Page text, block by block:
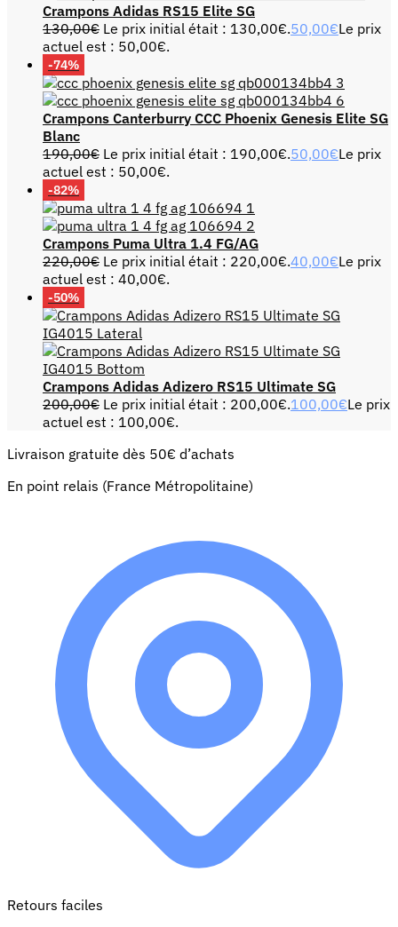
Crampons Adidas RS15 Elite SG
130,00€ Le prix initial était : 130,00€.50,00€Le prix
actuel est : 50,00€.
-74%
Crampons Canterburry CCC Phoenix Genesis Elite SG
Blanc
190,00€ Le prix initial était : 190,00€.50,00€Le prix
actuel est : 50,00€.
-82%
Crampons Puma Ultra 1.4 FG/AG
220,00€ Le prix initial était : 220,00€.40,00€Le prix
actuel est : 40,00€.
-50%
Crampons Adidas Adizero RS15 Ultimate SG
200,00€ Le prix initial était : 200,00€.100,00€Le prix
actuel est : 100,00€.
Livraison gratuite dès 50€ d’achats
En point relais (France Métropolitaine)
Retours faciles